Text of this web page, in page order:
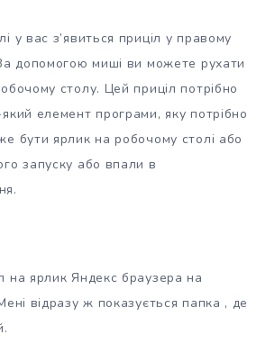
у вас з’явиться приціл у правому
допомогою миші ви можете рухати
столу. Цей приціл потрібно
елемент програми, яку потрібно
бути ярлик на робочому столі або
запуску або впали в
на ярлик Яндекс браузера на
відразу ж показується папка , де